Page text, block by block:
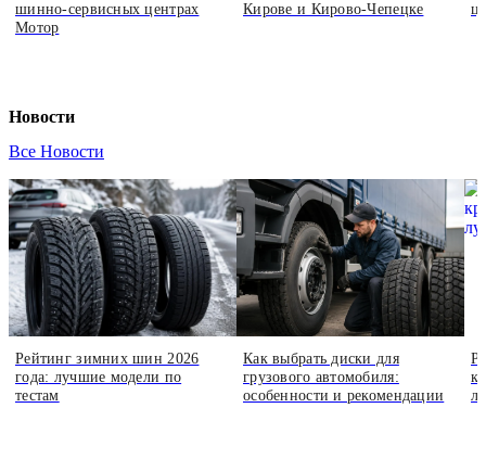
шинно-сервисных центрах
Мотор
Кирове и Кирово-Чепецке
Новости
Все Новости
Рейтинг зимних шин 2026
года: лучшие модели по
тестам
Как выбрать диски для
грузового автомобиля:
особенности и рекомендации